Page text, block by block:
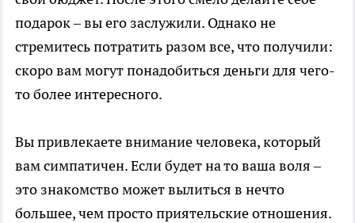
подарок – вы его заслужили. Однако не
стремитесь потратить разом все, что получили:
скоро вам могут понадобиться деньги для чего-
то более интересного.
Вы привлекаете внимание человека, который
вам симпатичен. Если будет на то ваша воля –
это знакомство может вылиться в нечто
большее, чем просто приятельские отношения.